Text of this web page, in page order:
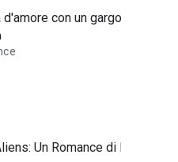
d'amore con un gargoyle
Un Romance di